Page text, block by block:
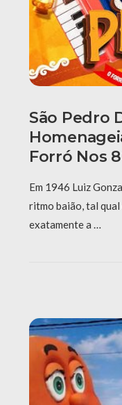
São Pedro
Forró Nos
Em 1946 Luiz
ritmo baião, tal qual
exatamente a …